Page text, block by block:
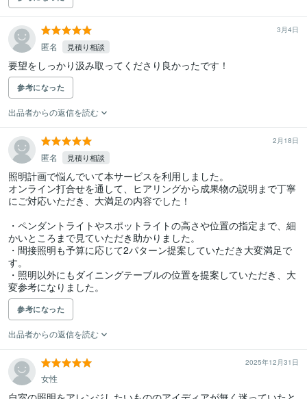
3月4日
匿名 見積り相談
要望をしっかり汲み取ってくださり良かったです！
参考になった
出品者からの返信を読む
2月18日
匿名 見積り相談
照明計画で悩んでいて本サービスを利用しました。
オンライン打合せを通して、ヒアリングから成果物の説明まで丁寧
にご対応いただき、大満足の内容でした！
・ペンダントライトやスポットライトの高さや位置の指定まで、細
かいところまで見ていただき助かりました。
・間接照明も予算に応じて2パターン提案していただき大変満足で
す。
・照明以外にもダイニングテーブルの位置を提案していただき、大
参考になった
出品者からの返信を読む
2025年12月31日
女性